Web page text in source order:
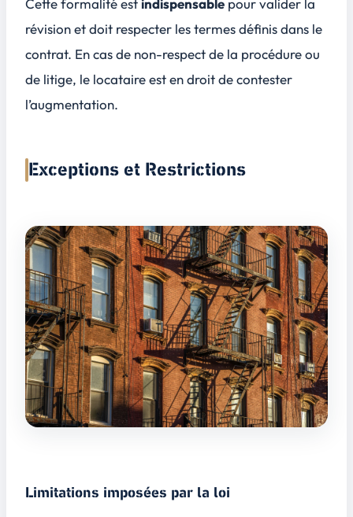
Cette formalité estindispensable pour valider la
révision et doit respecter les termes définis dans le
contrat. En cas de non-respect de la procédure ou
de litige, le locataire est en droit de contester
l’augmentation.
Exceptions et Restrictions
Limitations imposées par la loi